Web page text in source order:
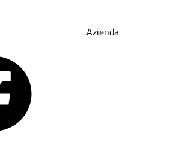
Azienda